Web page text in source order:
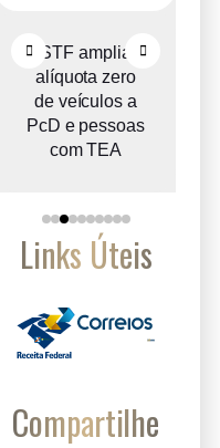
STF amplia
alíquota zero
de veículos a
PcD e pessoas
com TEA
Links Úteis
Compartilhe